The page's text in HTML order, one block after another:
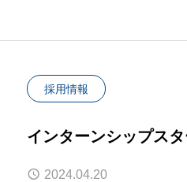
採用情報
インターンシップスタ
2024.04.20